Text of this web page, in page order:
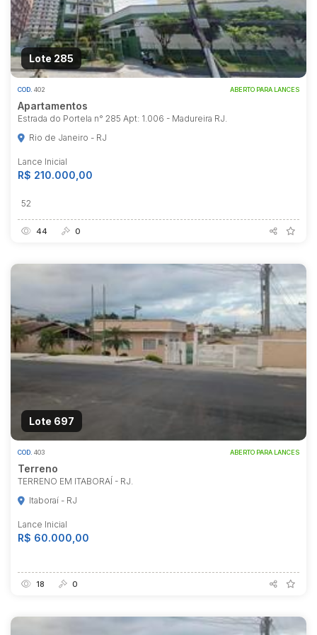
Lote 285
COD. 402 ABERTO PARA LANCES
Apartamentos
Estrada do Portela n° 285 Apt: 1.006 - Madureira RJ.
Rio de Janeiro - RJ
Lance Inicial
R$ 210.000,00
52
44 0
Lote 697
COD. 403 ABERTO PARA LANCES
Terreno
TERRENO EM ITABORAÍ - RJ.
Itaboraí - RJ
Lance Inicial
R$ 60.000,00
18 0